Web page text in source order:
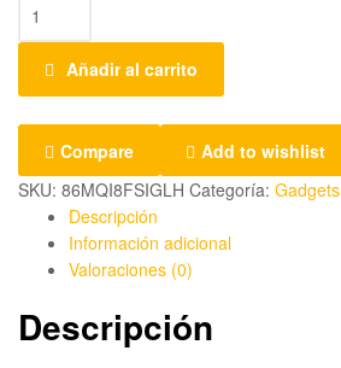
Añadir al carrito
Compare
Add to wishlist
SKU: 86MQI8FSIGLH Categoría: Gadgets
Descripción
Información adicional
Valoraciones (0)
Descripción